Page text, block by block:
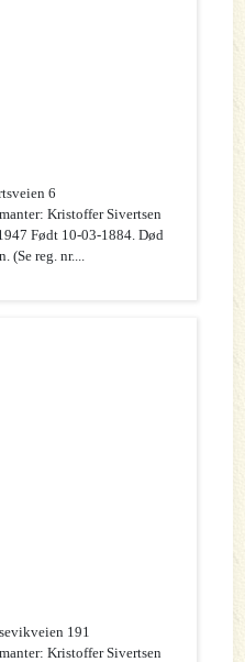
6
Kristoffer Sivertsen
Født 10-03-1884. Død
(Se reg. nr....
191
Kristoffer Sivertsen